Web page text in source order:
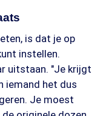
is dat je op
instellen.
uitstaan. "Je krijgt
iemand het dus
Je moest